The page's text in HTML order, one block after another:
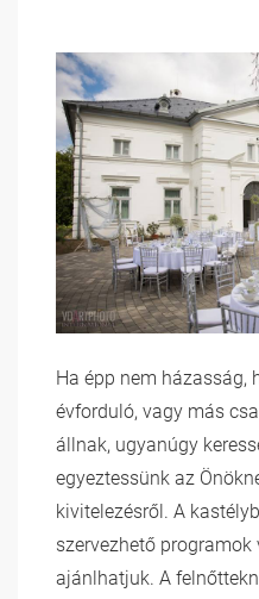
Ha épp nem házasság,
évforduló, vagy más
állnak, ugyanúgy
egyeztessünk az
kivitelezésről. A
szervezhető
ajánlhatjuk. A